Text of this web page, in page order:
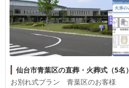
仙台市青葉区の直葬・火葬式（5名）
お別れ式プラン 青葉区のお客様